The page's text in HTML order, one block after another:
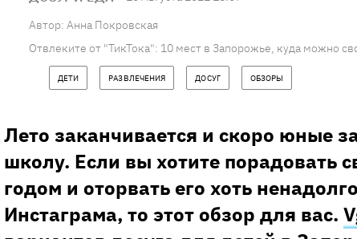
Автор: Анна Покровская
Отвлеките от "ТикТока": 10 мест в Запорожье, куда можно
ДЕТИ РАЗВЛЕЧЕНИЯ ДОСУГ ОБЗОРЫ
Лето заканчивается и скоро юные
школу. Если вы хотите порадовать
годом и оторвать его хоть
Инстаграма, то этот обзор для вас.